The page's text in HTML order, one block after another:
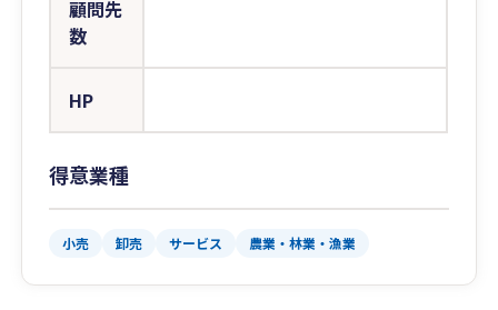
顧問先
数
HP
得意業種
小売 卸売 サービス 農業・林業・漁業